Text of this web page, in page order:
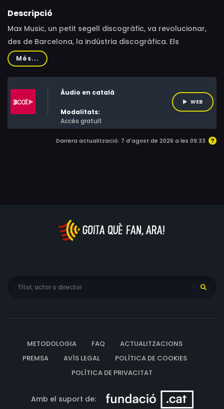
Descripció
Max Music, un petit segell discogràfic, va revolucionar,
des de Barcelona, la indústria discogràfica. Els
fundadors i creadors de l'imperi, Ricard Campoy i Miquel
Degà, es van proposar fer tot el necessari per triomfar.
Un èxit que els va convertir en multimilionaris, però que
també va enverinar la seva relació d'amistat, que va
acabar amb un tràgic final.
Més...
Àudio en català
Modalitats:
Accés gratuït
WEB
Darrera actualització: 7 d'agost de 2026 a les 09:33
METODOLOGIA FAQ
ACTUALITZACIONS
PREMSA
AVÍS LEGAL
POLÍTICA DE COOKIES
POLÍTICA DE PRIVACITAT
Amb el suport de: